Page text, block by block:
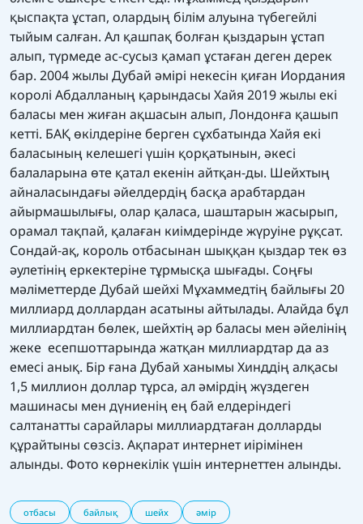
қыспақта ұстап, олардың білім алуына түбегейлі
тыйым салған. Ал қашпақ болған қыздарын ұстап
алып, түрмеде ас-сусыз қамап ұстаған деген дерек
бар. 2004 жылы Дубай әмірі некесін қиған Иордания
королі Абдалланың қарындасы Хайя 2019 жылы екі
баласы мен жиған ақшасын алып, Лондонға қашып
кетті. БАҚ өкілдеріне берген сұхбатында Хайя екі
баласының келешегі үшін қорқатынын, әкесі
балаларына өте қатал екенін айтқан-ды. Шейхтың
айналасындағы әйелдердің басқа арабтардан
айырмашылығы, олар қаласа, шаштарын жасырып,
орамал тақпай, қалаған киімдерінде жүруіне рұқсат.
Сондай-ақ, король отбасынан шыққан қыздар тек өз
әулетінің еркектеріне тұрмысқа шығады. Соңғы
мәліметтерде Дубай шейхі Мұхаммедтің байлығы 20
миллиард доллардан асатыны айтылады. Алайда бұл
миллиардтан бөлек, шейхтің әр баласы мен әйелінің
жеке есепшоттарында жатқан миллиардтар да аз
емесі анық. Бір ғана Дубай ханымы Хинддің алқасы
1,5 миллион доллар тұрса, ал әмірдің жүздеген
машинасы мен дүниенің ең бай елдеріндегі
салтанатты сарайлары миллиардтаған долларды
құрайтыны сөзсіз. Ақпарат интернет иірімінен
алынды. Фото көрнекілік үшін интернеттен алынды.
отбасы байлық шейх әмір